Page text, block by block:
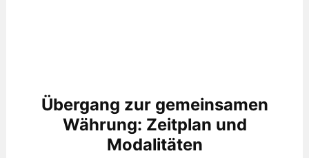
Übergang zur gemeinsamen
Währung: Zeitplan und
Modalitäten